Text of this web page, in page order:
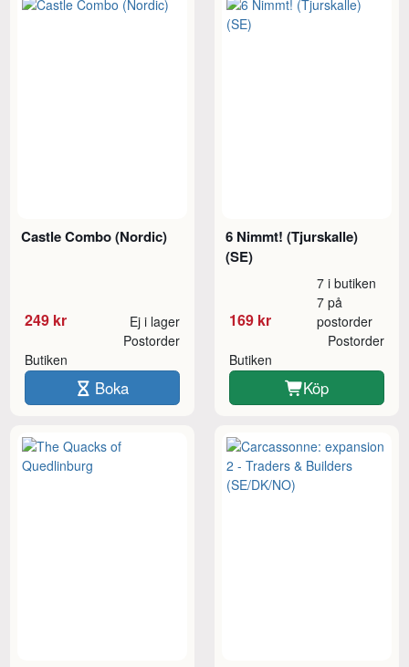
Castle Combo (Nordic)
249 kr Ej i lager
Butiken
Postorder
Boka
6 Nimmt! (Tjurskalle)
(SE)
169 kr
7 i butiken
7 på
postorder
Butiken
Postorder
Köp